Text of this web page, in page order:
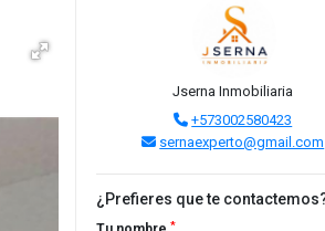
Jserna Inmobiliaria
+573002580423
sernaexperto@gmail.com
¿Prefieres que te
*